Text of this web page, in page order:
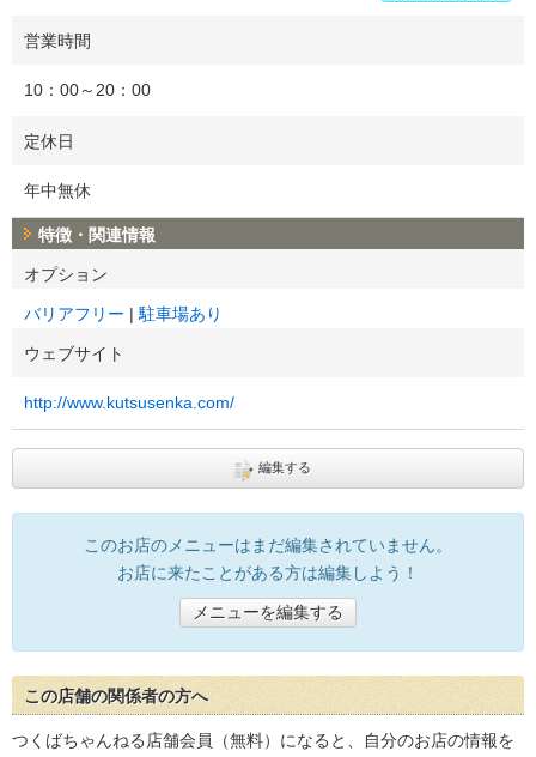
営業時間
10：00～20：00
定休日
年中無休
特徴・関連情報
オプション
バリアフリー 駐車場あり
ウェブサイト
http://www.kutsusenka.com/
編集する
このお店のメニューはまだ編集されていません。
お店に来たことがある方は編集しよう！
メニューを編集する
この店舗の関係者の方へ
つくばちゃんねる店舗会員（無料）になると、自分のお店の情報を